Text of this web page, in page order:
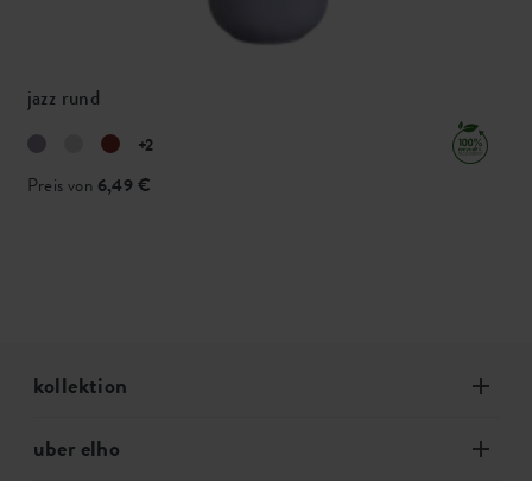
jazz rund
+2
Preis von 6,49 €
kollektion
uber elho